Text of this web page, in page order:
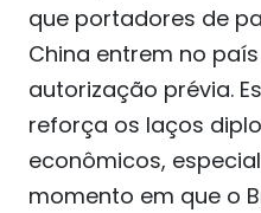
que portadores de
China entrem no
autorização prévia.
reforça os laços
econômicos,
momento em que o